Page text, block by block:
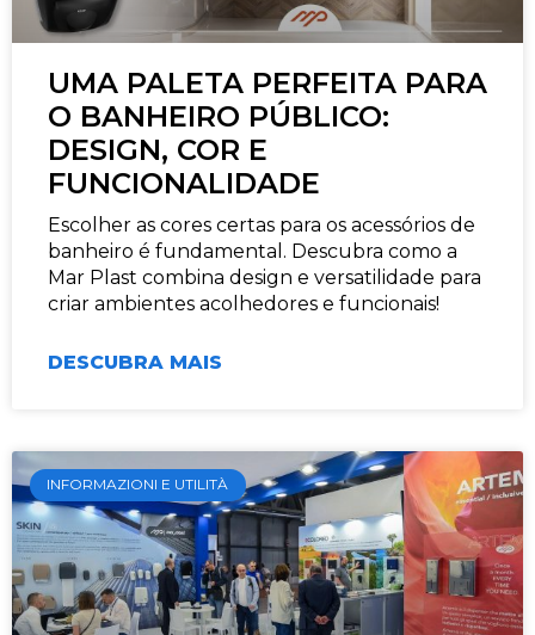
UMA PALETA PERFEITA PARA
O BANHEIRO PÚBLICO:
DESIGN, COR E
FUNCIONALIDADE
Escolher as cores certas para os acessórios de
banheiro é fundamental. Descubra como a
Mar Plast combina design e versatilidade para
criar ambientes acolhedores e funcionais!
DESCUBRA MAIS
INFORMAZIONI E UTILITÀ